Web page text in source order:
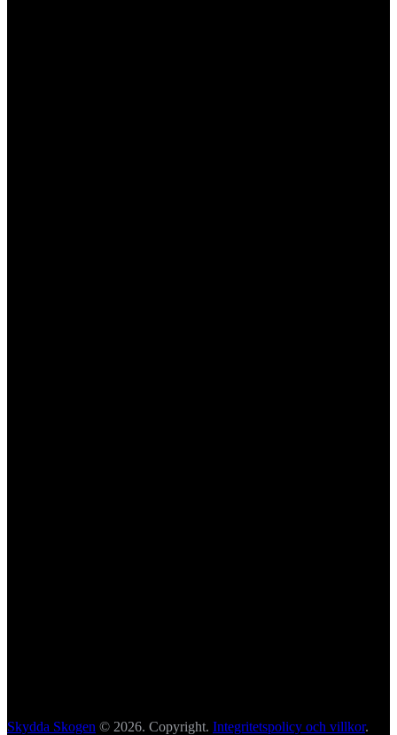
Skydda Skogen © 2026. Copyright. Integritetspolicy och villkor.